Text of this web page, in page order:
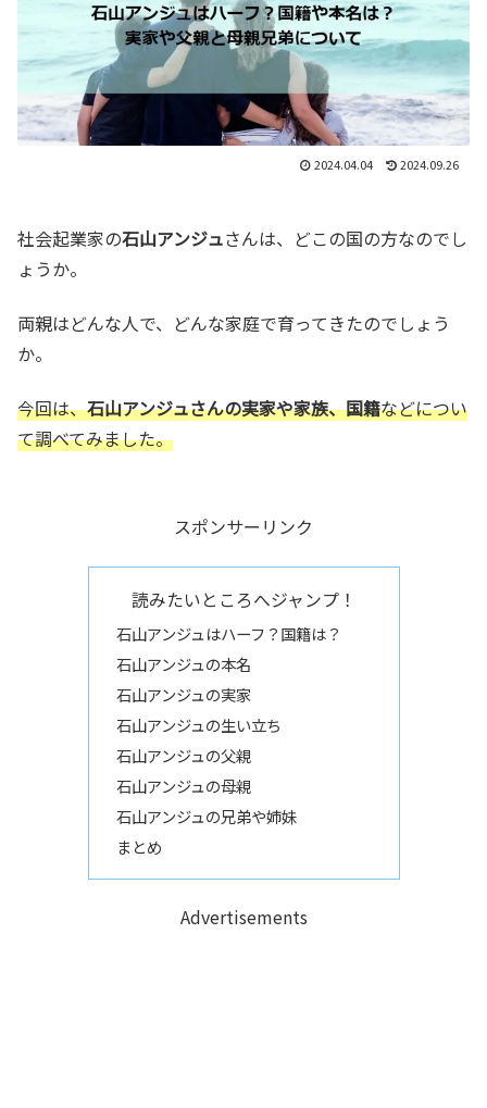
2024.04.04 2024.09.26
社会起業家の石山アンジュさんは、どこの国の方なのでし
ょうか。
両親はどんな人で、どんな家庭で育ってきたのでしょう
か。
今回は、石山アンジュさんの実家や家族、国籍などについ
て調べてみました。
スポンサーリンク
読みたいところへジャンプ！
石山アンジュはハーフ？国籍は？
石山アンジュの本名
石山アンジュの実家
石山アンジュの生い立ち
石山アンジュの父親
石山アンジュの母親
石山アンジュの兄弟や姉妹
まとめ
Advertisements